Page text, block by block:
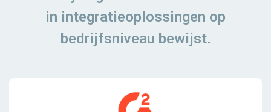
in integratieoplossingen op
bedrijfsniveau bewijst.